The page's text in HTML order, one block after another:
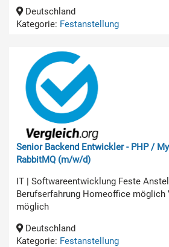
Deutschland
Kategorie: Festanstellung
Senior Backend Entwickler - PHP /
RabbitMQ (m/w/d)
IT | Softwareentwicklung Feste
Berufserfahrung Homeoffice
möglich
Deutschland
Kategorie: Festanstellung